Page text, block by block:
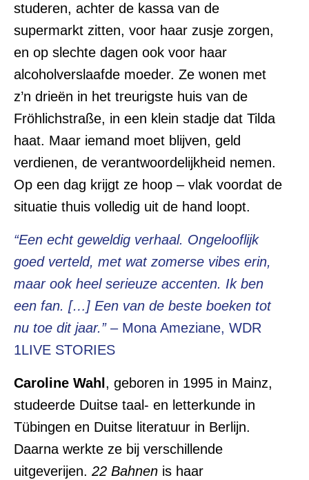
studeren, achter de kassa van de
supermarkt zitten, voor haar zusje zorgen,
en op slechte dagen ook voor haar
alcoholverslaafde moeder. Ze wonen met
z’n drieën in het treurigste huis van de
Fröhlichstraße, in een klein stadje dat Tilda
haat. Maar iemand moet blijven, geld
verdienen, de verantwoordelijkheid nemen.
Op een dag krijgt ze hoop – vlak voordat de
situatie thuis volledig uit de hand loopt.
“Een echt geweldig verhaal. Ongelooflijk
goed verteld, met wat zomerse vibes erin,
maar ook heel serieuze accenten. Ik ben
een fan. […] Een van de beste boeken tot
nu toe dit jaar.”– Mona Ameziane, WDR
1LIVE STORIES
Caroline Wahl , geboren in 1995 in Mainz,
studeerde Duitse taal- en letterkunde in
Tübingen en Duitse literatuur in Berlijn.
Daarna werkte ze bij verschillende
uitgeverijen. 22 Bahnen is haar